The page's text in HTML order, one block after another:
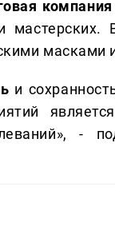
компания
мастерских.
масками
и
-